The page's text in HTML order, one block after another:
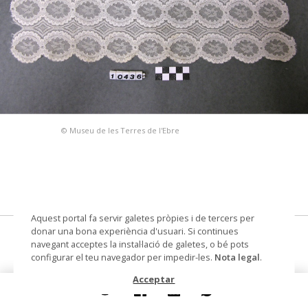
© Museu de les Terres de l'Ebre
cobretaula, tapet
Materials i tècniques fibres sintètiques
Aquest portal fa servir galetes pròpies i de tercers per
donar una bona experiència d'usuari. Si continues
navegant acceptes la instal·lació de galetes, o bé pots
configurar el teu navegador per impedir-les. Nota legal.
Acceptar